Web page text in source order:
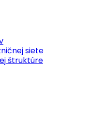
siete
štruktúre